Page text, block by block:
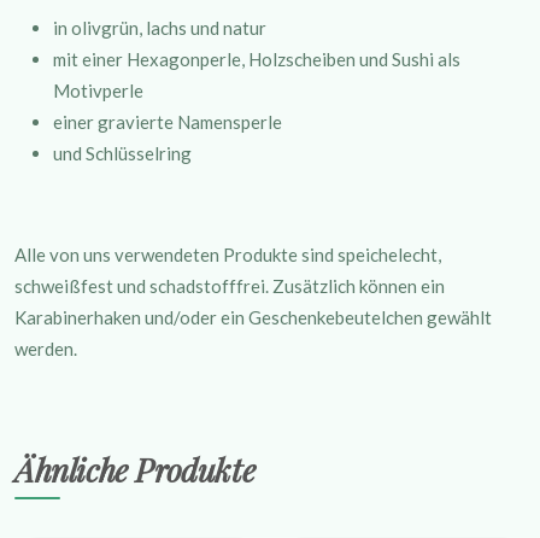
in olivgrün, lachs und natur
mit einer Hexagonperle, Holzscheiben und Sushi als
Motivperle
einer gravierte Namensperle
und Schlüsselring
Alle von uns verwendeten Produkte sind speichelecht,
schweißfest und schadstofffrei. Zusätzlich können ein
Karabinerhaken und/oder ein Geschenkebeutelchen gewählt
werden.
Ähnliche Produkte